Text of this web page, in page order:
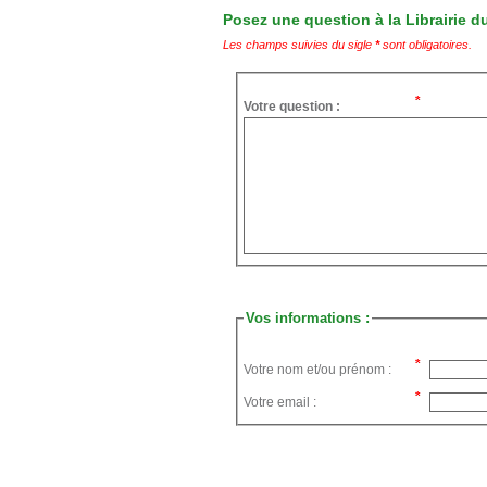
Posez une question à la Librairie
Les champs suivies du sigle *sont obligatoires.
Votre question :
Vos informations :
Votre nom et/ou prénom :
Votre email :